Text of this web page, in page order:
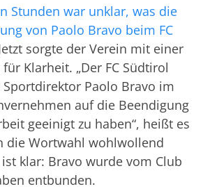
Stunden war unklar, was die
von Paolo Bravo beim FC
sorgte der Verein mit einer
Klarheit. „Der FC Südtirol
Paolo Bravo im
auf die Beendigung
geeinigt zu haben“, heißt es
die Wortwahl wohlwollend
klar: Bravo wurde vom Club
entbunden.